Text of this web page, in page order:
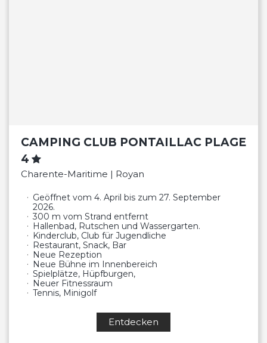
CAMPING CLUB PONTAILLAC PLAGE
4
Charente-Maritime | Royan
Geöffnet vom 4. April bis zum 27. September
2026.
300 m vom Strand entfernt
Hallenbad, Rutschen und Wassergarten.
Kinderclub, Club für Jugendliche
Restaurant, Snack, Bar
Neue Rezeption
Neue Bühne im Innenbereich
Spielplätze, Hüpfburgen,
Neuer Fitnessraum
Tennis, Minigolf
Entdecken